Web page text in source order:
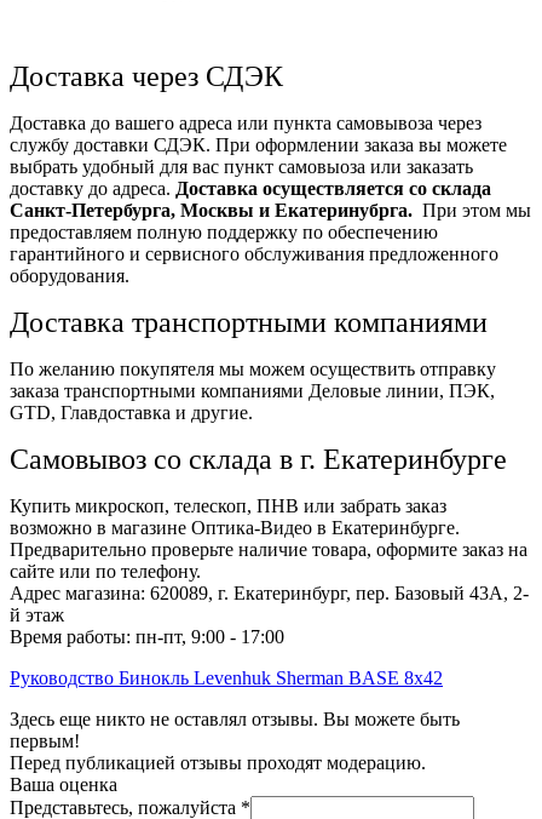
Доставка через СДЭК
Доставка до вашего адреса или пункта самовывоза через
службу доставки СДЭК. При оформлении заказа вы можете
выбрать удобный для вас пункт самовыоза или заказать
доставку до адреса. Доставка осуществляется со склада
Санкт-Петербурга, Москвы и Екатеринубрга. При этом мы
предоставляем полную поддержку по обеспечению
гарантийного и сервисного обслуживания предложенного
оборудования.
Доставка транспортными компаниями
По желанию покупятеля мы можем осуществить отправку
заказа транспортными компаниями Деловые линии, ПЭК,
GTD, Главдоставка и другие.
Самовывоз со склада в г. Екатеринбурге
Купить микроскоп, телескоп, ПНВ или забрать заказ
возможно в магазине Оптика-Видео в Екатеринбурге.
Предварительно проверьте наличие товара, оформите заказ на
сайте или по телефону.
Адрес магазина: 620089, г. Екатеринбург, пер. Базовый 43А, 2-
й этаж
Время работы: пн-пт, 9:00 - 17:00
Руководство Бинокль Levenhuk Sherman BASE 8x42
Здесь еще никто не оставлял отзывы. Вы можете быть
первым!
Перед публикацией отзывы проходят модерацию.
Ваша оценка
Представьтесь, пожалуйста *